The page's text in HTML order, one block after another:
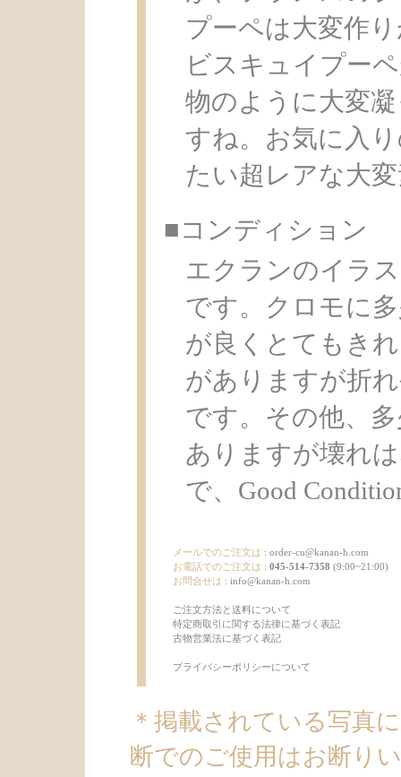
プーペは大変作
ビスキュイプー
物のように大変
すね。お気に入
たい超レアな大
■コンディション
エクランのイラ
です。クロモに
が良くとてもき
がありますが折
です。その他、
ありますが壊れ
で、Good
メールでのご注文は : order-cu@kanan-h.com
お電話でのご注文は : 045-514-7358 (9:00~21:00)
お問合せは : info@kanan-h.com
ご注文方法と送料について
特定商取引に関する法律に基づく表記
古物営業法に基づく表記
プライバシーポリシーについて
＊掲載されている写真
断でのご使用はお断り